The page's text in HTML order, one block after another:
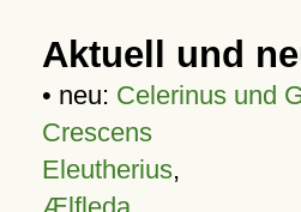
Aktuell und
• neu: Celerinus und
Crescens
Eleutherius,